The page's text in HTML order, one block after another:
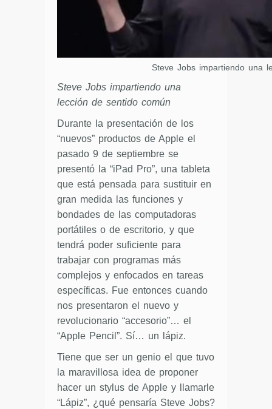
Steve Jobs impartiendo una
Steve Jobs impartiendo una
lección de sentido común
Durante la presentación de los
“nuevos” productos de Apple el
pasado 9 de septiembre se
presentó la “iPad Pro”, una tableta
que está pensada para sustituir en
gran medida las funciones y
bondades de las computadoras
portátiles o de escritorio, y que
tendrá poder suficiente para
trabajar con programas más
complejos y enfocados en tareas
específicas. Fue entonces cuando
nos presentaron el nuevo y
revolucionario “accesorio”… el
“Apple Pencil”. Sí… un lápiz.
Tiene que ser un genio el que tuvo
la maravillosa idea de proponer
hacer un stylus de Apple y llamarle
“Lápiz”, ¿qué pensaría Steve Jobs?